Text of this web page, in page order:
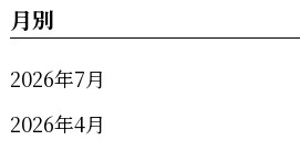
月別
2026年7月
2026年4月